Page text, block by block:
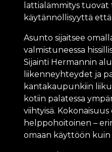
lattialämmitys tuovat
käytännöllisyyttä
Asunto sijaitsee
valmistuneessa
Sijainti Hermannin
liikenneyhteydet ja
kantakaupunkiin
kotiin palatessa
viihtyisä. Kokonaisuus
helppohoitoinen –
omaan käyttöön kuin